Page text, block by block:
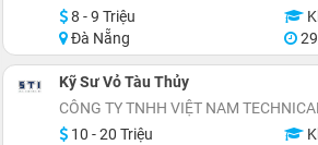
8 - 9 Triệu
Đà Nẵng
Kỹ Sư Vỏ Tàu Thủy
CÔNG TY TNHH VIỆT NAM
10 - 20 Triệu